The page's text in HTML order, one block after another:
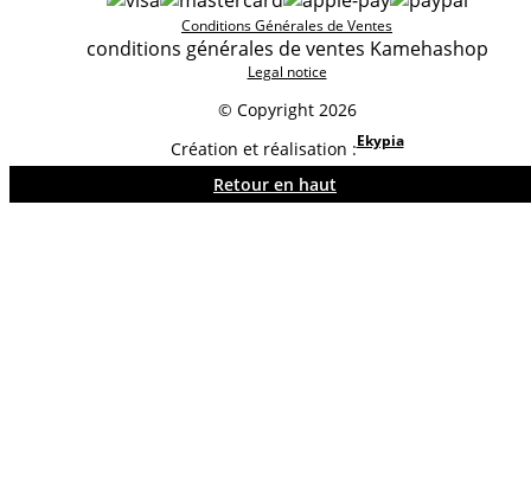
© Copyright 2026
Conditions Générales de Ventes
conditions générales de ventes Kamehashop
Legal notice
Création et réalisation :Ekypia
Retour en haut